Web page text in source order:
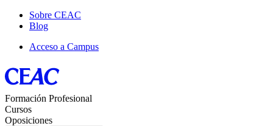
Sobre CEAC
Blog
Acceso a Campus
Formación Profesional
Cursos
Oposiciones